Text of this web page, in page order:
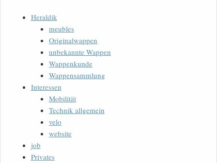
Heraldik
meubles
Originalwappen
unbekannte Wappen
Wappenkunde
Wappensammlung
Interessen
Mobilität
Technik allgemein
velo
website
job
Privates